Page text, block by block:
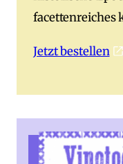
facettenreiches
Jetzt bestellen